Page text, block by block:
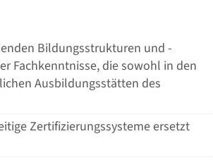
Bildungsstrukturen und -
Fachkenntnisse, die sowohl in den
Ausbildungsstätten des
Zertifizierungssysteme ersetzt